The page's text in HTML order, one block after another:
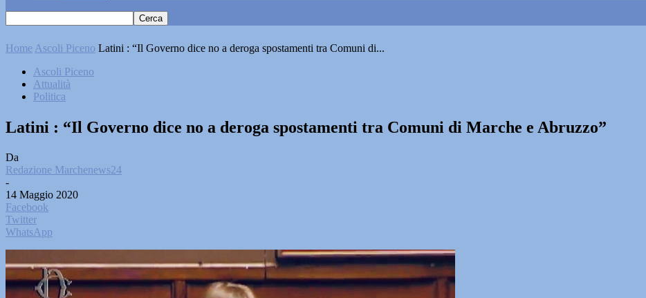
Home Ascoli Piceno Latini : “Il Governo dice no a deroga spostamenti tra Comuni di...
Ascoli Piceno
Attualità
Politica
Latini : “Il Governo dice no a deroga spostamenti tra Comuni di Marche e Abruzzo”
Da
Redazione Marchenews24
-
14 Maggio 2020
Facebook
Twitter
WhatsApp